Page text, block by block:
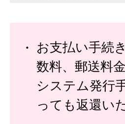
お支払い手続
数料、郵送料
システム発行
っても返還い